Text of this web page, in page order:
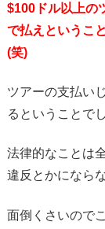
$100ドル以上の
で払えというこ
(笑)
ツアーの支払い
るということで
法律的なことは
違反とかになら
面倒くさいので